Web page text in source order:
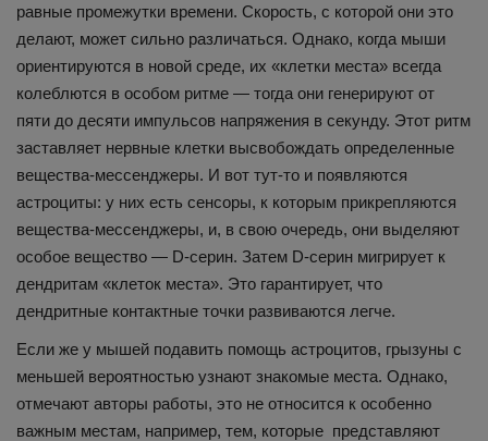
равные промежутки времени. Скорость, с которой они это
делают, может сильно различаться. Однако, когда мыши
ориентируются в новой среде, их «клетки места» всегда
колеблются в особом ритме — тогда они генерируют от
пяти до десяти импульсов напряжения в секунду. Этот ритм
заставляет нервные клетки высвобождать определенные
вещества-мессенджеры. И вот тут-то и появляются
астроциты: у них есть сенсоры, к которым прикрепляются
вещества-мессенджеры, и, в свою очередь, они выделяют
особое вещество — D-серин. Затем D-серин мигрирует к
дендритам «клеток места». Это гарантирует, что
дендритные контактные точки развиваются легче.
Если же у мышей подавить помощь астроцитов, грызуны с
меньшей вероятностью узнают знакомые места. Однако,
отмечают авторы работы, это не относится к особенно
важным местам, например, тем, которые представляют